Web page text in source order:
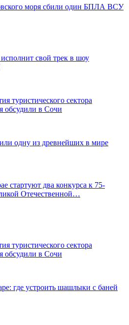
моря сбили один БПЛА ВСУ
свой трек в шоу
туристического сектора
обсудили в Сочи
одну из древнейших в мире
стартуют два конкурса к 75-
Отечественной…
туристического сектора
обсудили в Сочи
где устроить шашлыки с баней